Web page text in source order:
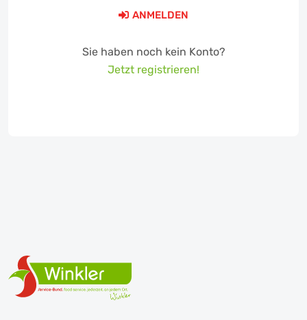
ANMELDEN
Sie haben noch kein Konto?
Jetzt registrieren!